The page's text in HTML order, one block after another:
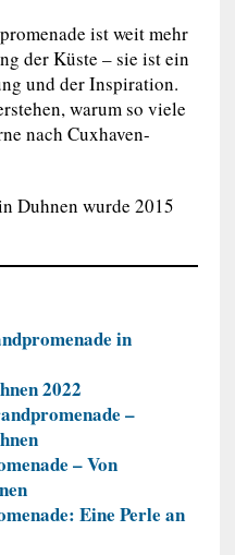
ist weit mehr
der Küste – sie ist ein
und der Inspiration.
warum so viele
nach Cuxhaven-
Duhnen wurde 2015
in
2022
–
– Von
Eine Perle an